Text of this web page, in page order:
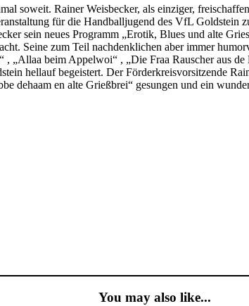
soweit. Rainer Weisbecker, als einziger,
für die Handballjugend des VfL
sein neues Programm „Erotik, Blues und alte
Seine zum Teil nachdenklichen aber immer
, „Allaa beim Appelwoi“ , „Die Fraa Rauscher aus
hellauf begeistert. Der Förderkreisvorsitzende
dehaam en alte Grießbrei“ gesungen und ein
You may also like...